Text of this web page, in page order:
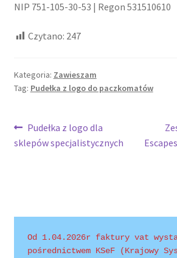
NIP 751-105-30-53 | Regon 531510610
Czytano: 247
Kategoria: Zawieszam
Tag: Pudełka z logo do paczkomatów
Nawigacja
wpisu
Poprzedni
wpis:
Pudełka z logo dla
sklepów specjalistycznych
Od 1.04.2026r faktury vat
pośrednictwem KSeF (Krajowy